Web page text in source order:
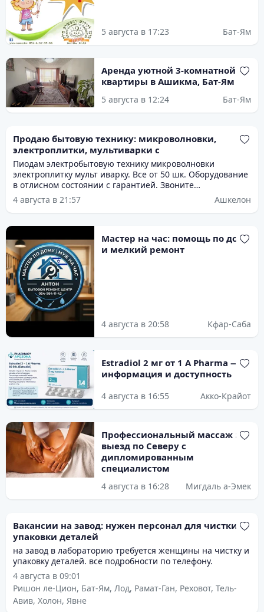
5 августа в 17:23 Бат-Ям
Аренда уютной 3-комнатной
квартиры в Ашикма, Бат-Ям
5 августа в 12:24 Бат-Ям
Продаю бытовую технику: микроволновки,
электроплитки, мультиварки с
Пиодам электробытовую технику микроволновки
электроплитку мульт иварку. Все от 50 шк. Оборудование
в отлисном состоянии с гарантией. Звоните
договоримсч. Есть выбор.
4 августа в 21:57 Ашкелон
Мастер на час: помощь по дому
и мелкий ремонт
4 августа в 20:58 Кфар-Саба
Estradiol 2 мг от 1 A Pharma —
информация и доступность
4 августа в 16:55 Акко-Крайот
Профессиональный массаж на
выезд по Северу с
дипломированным
специалистом
4 августа в 16:28 Мигдаль а-Эмек
Вакансии на завод: нужен персонал для чистки и
упаковки деталей
на завод в лабораторию требуется женщины на чистку и
упаковку деталей. все подробности по телефону.
4 августа в 09:01
Ришон ле-Цион, Бат-Ям, Лод, Рамат-Ган, Реховот, Тель-
Авив, Холон, Явне